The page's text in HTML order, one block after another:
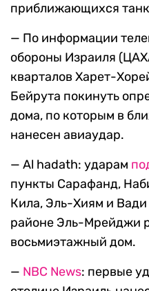
приближающихся
— По информации
обороны Израиля
кварталов Харет-
Бейрута покинуть
дома, по которым в
нанесен авиаудар.
— Al hadath: ударам
пункты Сарафанд,
Кила, Эль-Хиям и
районе Эль-Мрейджи
восьмиэтажный дом.
— NBC News: первые